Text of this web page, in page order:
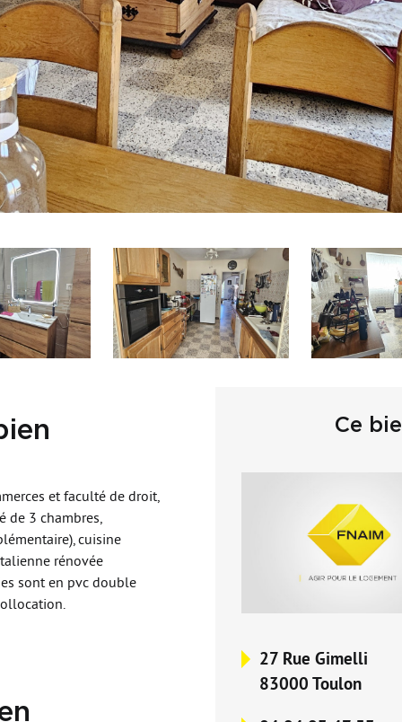
et faculté de droit,
de 3 chambres,
cuisine
rénovée
sont en pvc double
Ce
27 Rue Gimelli
83000 Toulon